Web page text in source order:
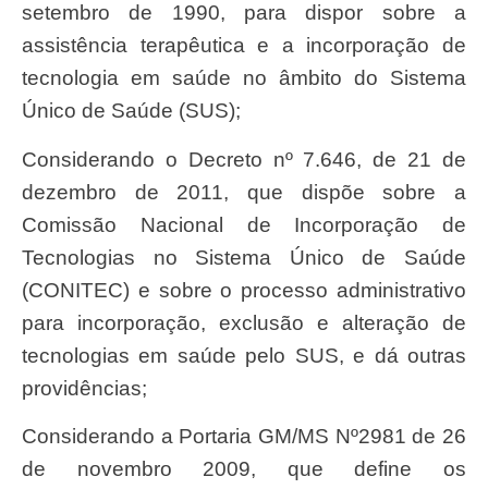
setembro de 1990, para dispor sobre a
assistência terapêutica e a incorporação de
tecnologia em saúde no âmbito do Sistema
Único de Saúde (SUS);
Considerando o Decreto nº 7.646, de 21 de
dezembro de 2011, que dispõe sobre a
Comissão Nacional de Incorporação de
Tecnologias no Sistema Único de Saúde
(CONITEC) e sobre o processo administrativo
para incorporação, exclusão e alteração de
tecnologias em saúde pelo SUS, e dá outras
providências;
Considerando a Portaria GM/MS Nº2981 de 26
de novembro 2009, que define os